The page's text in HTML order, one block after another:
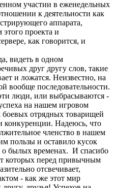
участии в еженедельных
к деятельности как
аппарата,
этого проекта и
как говорится, и
в одном
друг другу слов, такие
и ложатся. Неизвестно, на
вообще последовательности.
люди, или выбрасываются -
на нашем игровом
отрядных товарищей
конкуренции. Надеюсь, что
членство в нашем
пользы и оставило кусок
былых временах. И спасибо
которых перед привычным
отсвечивает,
- как же этот мир